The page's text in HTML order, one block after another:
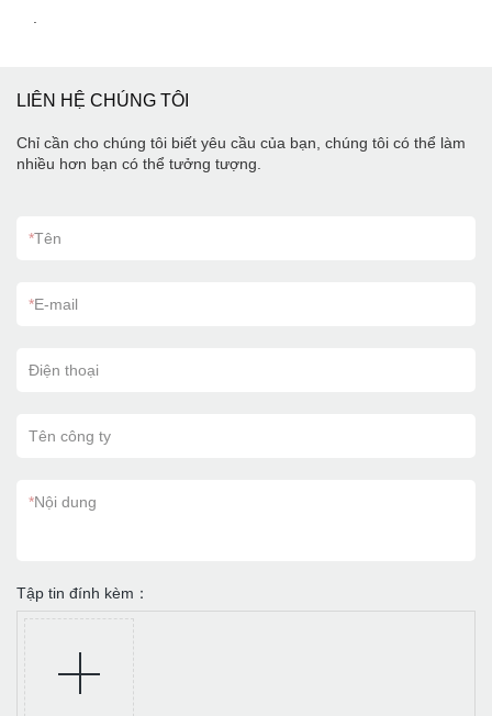
LIÊN HỆ CHÚNG TÔI
Chỉ cần cho chúng tôi biết yêu cầu của bạn, chúng tôi có thể làm
nhiều hơn bạn có thể tưởng tượng.
*Tên
*E-mail
Điện thoại
Tên công ty
*Nội dung
Tập tin đính kèm：